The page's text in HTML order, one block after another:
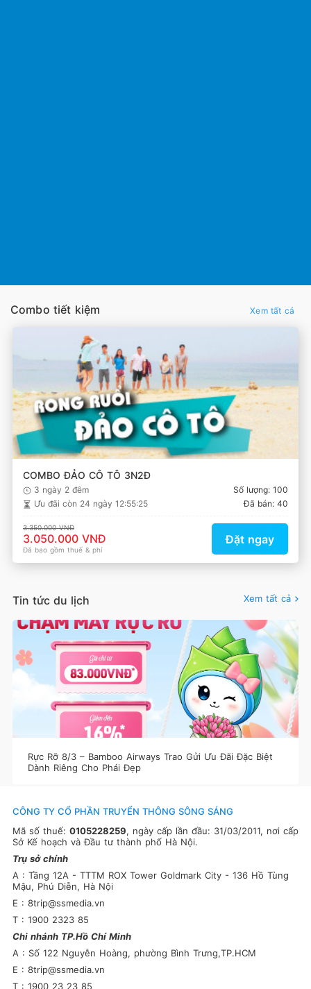
Combo tiết kiệm Xem tất cả
COMBO ĐẢO CÔ TÔ 3N2Đ
3 ngày 2 đêm
Số lượng: 100
Ưu đãi còn 24 ngày 12:55:25 Đã bán: 40
3.350.000 VNĐ
3.050.000 VNĐ
Đã bao gồm thuế & phí
Đặt ngay
Tin tức du lịch Xem tất cả
Rực Rỡ 8/3 – Bamboo Airways Trao Gửi Ưu Đãi Đặc Biệt
Dành Riêng Cho Phái Đẹp
CÔNG TY CỔ PHẦN TRUYỂN THÔNG SÔNG SÁNG
Mã số thuế: 0105228259, ngày cấp lần đầu: 31/03/2011, nơi cấp
Sở Kế hoạch và Đầu tư thành phố Hà Nội.
Trụ sở chính
A : Tầng 12A - TTTM ROX Tower Goldmark City - 136 Hồ Tùng
Mậu, Phú Diễn, Hà Nội
E : 8trip@ssmedia.vn
T : 1900 2323 85
Chi nhánh TP.Hồ Chí Minh
A : Số 122 Nguyễn Hoàng, phường Bình Trưng,TP.HCM
E : 8trip@ssmedia.vn
T : 1900 23 23 85